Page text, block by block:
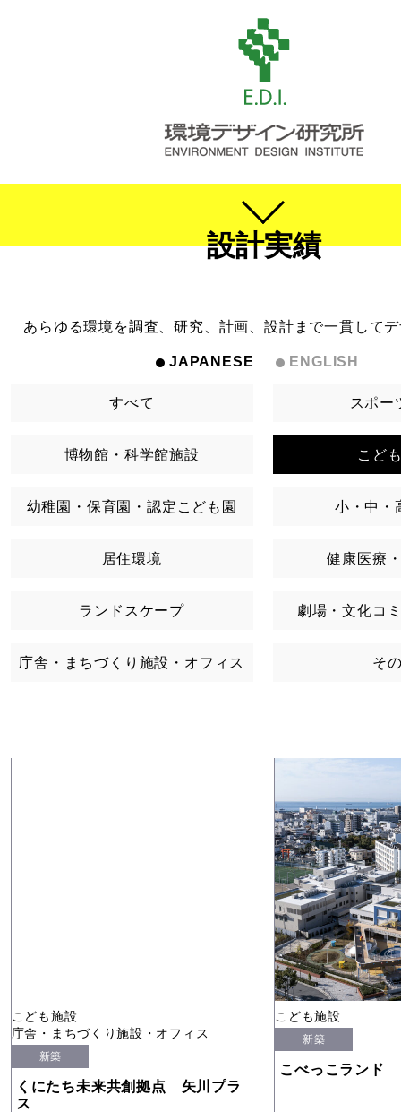
設計実績
あらゆる環境を調査、研究、計画、設計まで一貫して
JAPANESE ENGLISH
すべて スポー
博物館・科学館施設 こど
幼稚園・保育園・認定こども園 小・中・
居住環境 健康医療
ランドスケープ 劇場・文化コ
庁舎・まちづくり施設・オフィス そ
こども施設
庁舎・まちづくり施設・オフィス
新築
くにたち未来共創拠点 矢川プラ
ス
こども施設
新築
こべっこランド